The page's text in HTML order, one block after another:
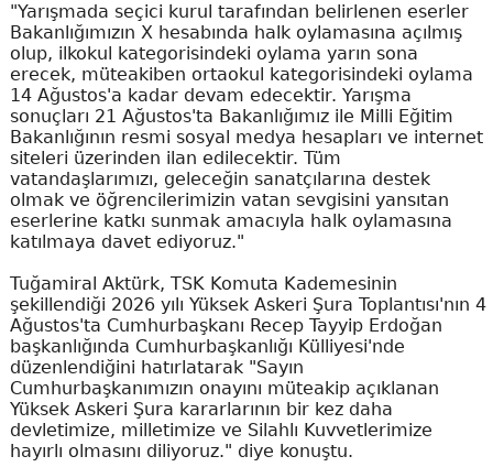
"Yarışmada seçici kurul tarafından belirlenen eserler
Bakanlığımızın X hesabında halk oylamasına açılmış
olup, ilkokul kategorisindeki oylama yarın sona
erecek, müteakiben ortaokul kategorisindeki oylama
14 Ağustos'a kadar devam edecektir. Yarışma
sonuçları 21 Ağustos'ta Bakanlığımız ile Milli Eğitim
Bakanlığının resmi sosyal medya hesapları ve internet
siteleri üzerinden ilan edilecektir. Tüm
vatandaşlarımızı, geleceğin sanatçılarına destek
olmak ve öğrencilerimizin vatan sevgisini yansıtan
eserlerine katkı sunmak amacıyla halk oylamasına
katılmaya davet ediyoruz."
Tuğamiral Aktürk, TSK Komuta Kademesinin
şekillendiği 2026 yılı Yüksek Askeri Şura Toplantısı'nın 4
Ağustos'ta Cumhurbaşkanı Recep Tayyip Erdoğan
başkanlığında Cumhurbaşkanlığı Külliyesi'nde
düzenlendiğini hatırlatarak "Sayın
Cumhurbaşkanımızın onayını müteakip açıklanan
Yüksek Askeri Şura kararlarının bir kez daha
devletimize, milletimize ve Silahlı Kuvvetlerimize
hayırlı olmasını diliyoruz." diye konuştu.